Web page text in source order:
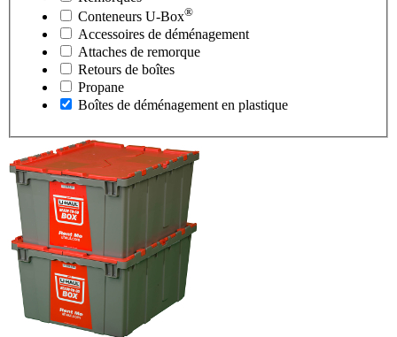
Conteneurs U-Box®
Accessoires de déménagement
Attaches de remorque
Retours de boîtes
Propane
Boîtes de déménagement en plastique